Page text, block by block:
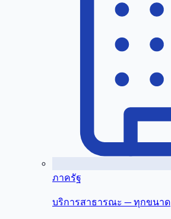
ภาครัฐ
บริการสาธารณะ — ทุกขนาด